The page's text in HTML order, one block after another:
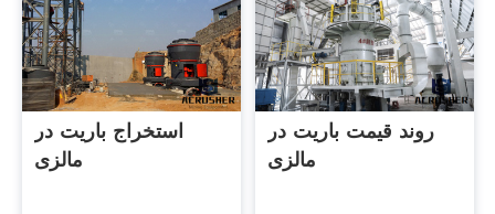
استخراج باریت در
مالزی
روند قیمت باریت در
مالزی